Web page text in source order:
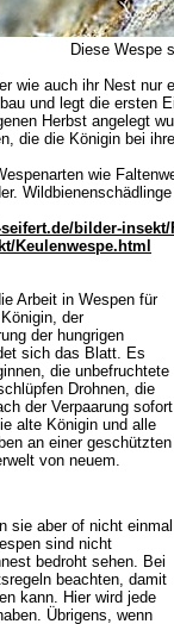
Diese Wespe
wie auch ihr Nest
und legt die ersten
Herbst angelegt
die die Königin bei
wie
bilder-insekt/
Keulenwespe.html
Arbeit in Wespen für
der
der hungrigen
sich das Blatt. Es
die unbefruchtete
Drohnen, die
der Verpaarung sofort
alte Königin und alle
an einer geschützten
von neuem.
sie aber of nicht einmal
sind nicht
bedroht sehen. Bei
beachten, damit
kann. Hier wird jede
Übrigens, wenn